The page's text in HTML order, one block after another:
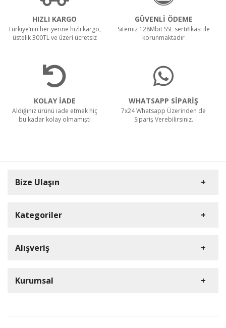
HIZLI KARGO
Türkiye’nin her yerine hızlı kargo,
üstelik 300TL ve üzeri ücretsiz
GÜVENLİ ÖDEME
Sitemiz 128Mbit SSL sertifikası ile
korunmaktadır
KOLAY İADE
Aldığınız ürünü iade etmek hiç
bu kadar kolay olmamıştı
WHATSAPP SİPARİŞ
7x24 Whatsapp Üzerinden de
Sipariş Verebilirsiniz.
Bize Ulaşın
0(352) 231 92 94
Kategoriler
Rulopak
Ermop
Alışveriş
Kurumsal